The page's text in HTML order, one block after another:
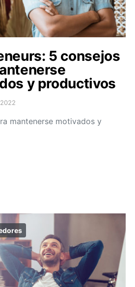
5 consejos
y productivos
mantenerse motivados y